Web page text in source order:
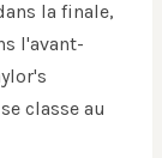
la finale,
l'avant-
classe au